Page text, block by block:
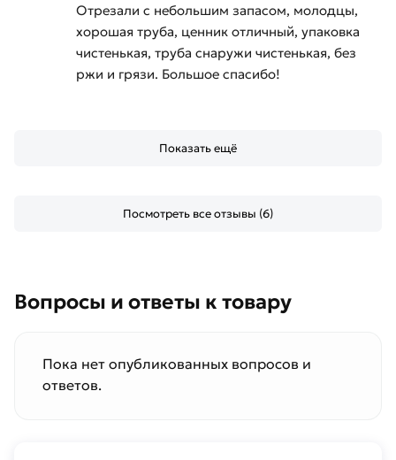
Отрезали с небольшим запасом, молодцы,
хорошая труба, ценник отличный, упаковка
чистенькая, труба снаружи чистенькая, без
ржи и грязи. Большое спасибо!
Показать ещё
Посмотреть все отзывы (6)
Вопросы и ответы к товару
Пока нет опубликованных вопросов и
ответов.